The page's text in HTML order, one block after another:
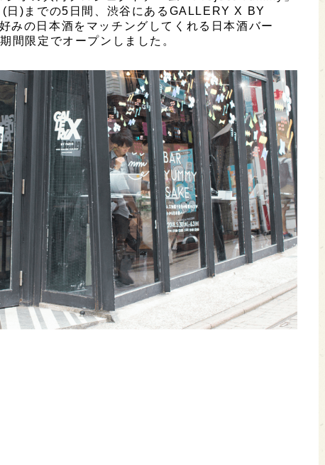
日)までの5日間、渋谷にあるGALLERY X BY
みの日本酒をマッチングしてくれる日本酒バー
期間限定でオープンしました。